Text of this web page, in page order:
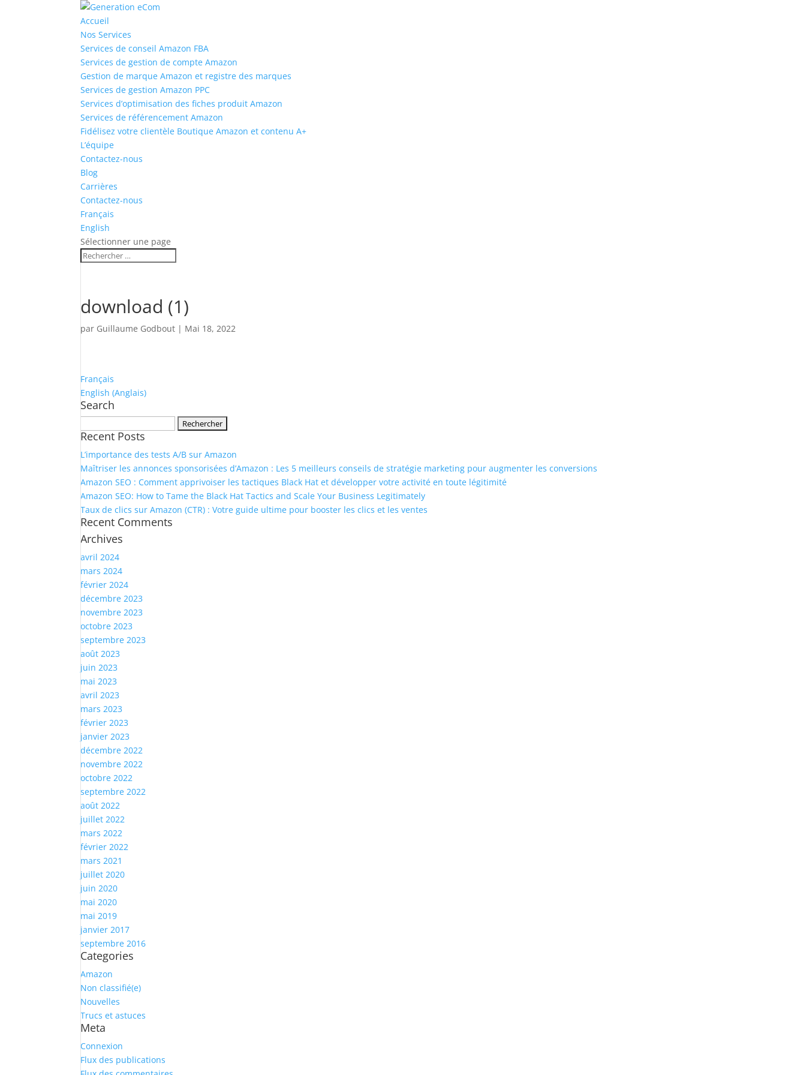
Accueil
Nos Services
Services de conseil Amazon FBA
Services de gestion de compte Amazon
Gestion de marque Amazon et registre des marques
Services de gestion Amazon PPC
Services d’optimisation des fiches produit Amazon
Services de référencement Amazon
Fidélisez votre clientèle Boutique Amazon et contenu A+
L’équipe
Contactez-nous
Blog
Carrières
Contactez-nous
Français
English
Sélectionner une page
download (1)
par Guillaume Godbout | Mai 18, 2022
Français
English (Anglais)
Search
Recent Posts
L’importance des tests A/B sur Amazon
Maîtriser les annonces sponsorisées d’Amazon : Les 5 meilleurs conseils de stratégie marketing pour augmenter les conversions
Amazon SEO : Comment apprivoiser les tactiques Black Hat et développer votre activité en toute légitimité
Amazon SEO: How to Tame the Black Hat Tactics and Scale Your Business Legitimately
Taux de clics sur Amazon (CTR) : Votre guide ultime pour booster les clics et les ventes
Recent Comments
Archives
avril 2024
mars 2024
février 2024
décembre 2023
novembre 2023
octobre 2023
septembre 2023
août 2023
juin 2023
mai 2023
avril 2023
mars 2023
février 2023
janvier 2023
décembre 2022
novembre 2022
octobre 2022
septembre 2022
août 2022
juillet 2022
mars 2022
février 2022
mars 2021
juillet 2020
juin 2020
mai 2020
mai 2019
janvier 2017
septembre 2016
Categories
Amazon
Non classifié(e)
Nouvelles
Trucs et astuces
Meta
Connexion
Flux des publications